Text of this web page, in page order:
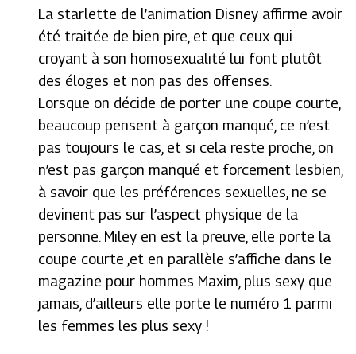
La starlette de l’animation Disney affirme avoir
été traitée de bien pire, et que ceux qui
croyant à son homosexualité lui font plutôt
des éloges et non pas des offenses.
Lorsque on décide de porter une coupe courte,
beaucoup pensent à garçon manqué, ce n’est
pas toujours le cas, et si cela reste proche, on
n’est pas garçon manqué et forcement lesbien,
à savoir que les préférences sexuelles, ne se
devinent pas sur l’aspect physique de la
personne. Miley en est la preuve, elle porte la
coupe courte ,et en parallèle s’affiche dans le
magazine pour hommes Maxim, plus sexy que
jamais, d’ailleurs elle porte le numéro 1 parmi
les femmes les plus sexy !